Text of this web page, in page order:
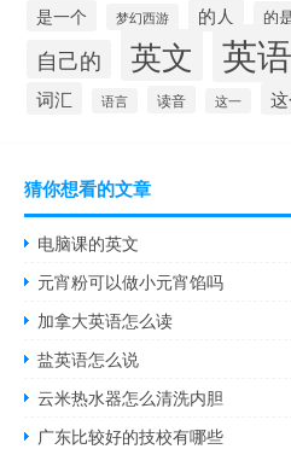
是一个 梦幻西游 的人 的
自己的 英文 英语
词汇 语言 读音 这一
猜你想看的文章
电脑课的英文
元宵粉可以做小元宵馅吗
加拿大英语怎么读
盐英语怎么说
云米热水器怎么清洗内胆
广东比较好的技校有哪些